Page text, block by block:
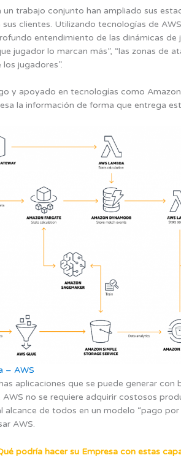
un trabajo conjunto han ampliado sus
clientes. Utilizando tecnologías de
entendimiento de las dinámicas de
jugador lo marcan más”, “las zonas de
jugadores”.
y apoyado en tecnologías como
la información de forma que entrega
– AWS
aplicaciones que se puede generar con
AWS no se requiere adquirir costosos
alcance de todos en un modelo “pago por
AWS.
podría hacer su Empresa con estas